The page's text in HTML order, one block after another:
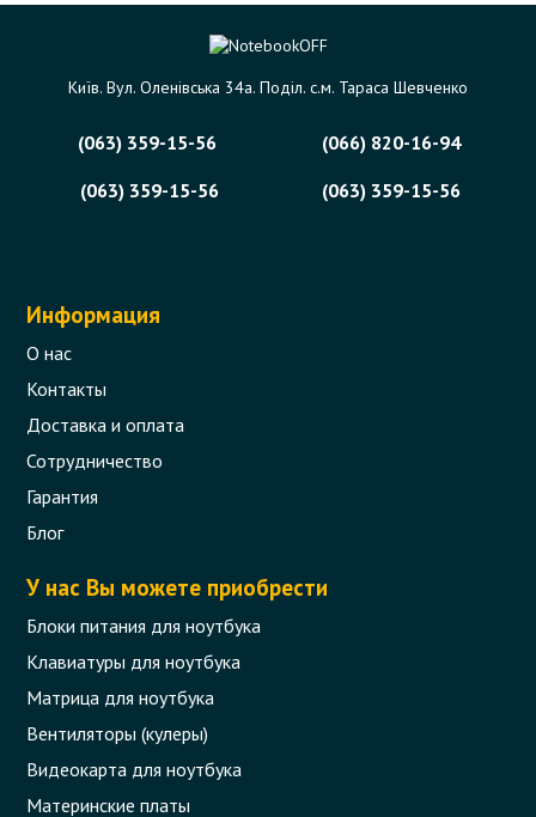
Київ. Вул. Оленівська 34а. Поділ. с.м. Тараса Шевченко
(063) 359-15-56
(066) 820-16-94
(063) 359-15-56
(063) 359-15-56
Информация
О нас
Контакты
Доставка и оплата
Сотрудничество
Гарантия
Блог
У нас Вы можете приобрести
Блоки питания для ноутбука
Клавиатуры для ноутбука
Матрица для ноутбука
Вентиляторы (кулеры)
Видеокарта для ноутбука
Материнские платы